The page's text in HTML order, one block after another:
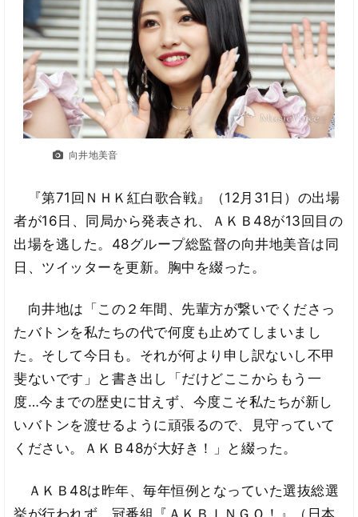
向井地美音
『第71回ＮＨＫ紅白歌合戦』（12月31日）の出場
者が16日、同局から発表され、ＡＫＢ48が13回目の
出場を逃した。48グループ総監督の向井地美音は同
日、ツイッターを更新。胸中を綴った。
向井地は「この２年間、先輩方が繋いでくださっ
たバトンを私たちの代で何度も止めてしまいまし
た。そして今日も。それが何より申し訳ないし不甲
斐ないです」と書き出し「だけどここからもう一
度…今までの歴史に甘えず、今度こそ私たちが新し
いバトンを渡せるように頑張るので、見守っていて
ください。ＡＫＢ48が大好き！」と綴った。
ＡＫＢ48は昨年、毎年恒例となっていた選抜総選
挙が行われず、冠番組『ＡＫＢＩＮＧＯ！』（日本